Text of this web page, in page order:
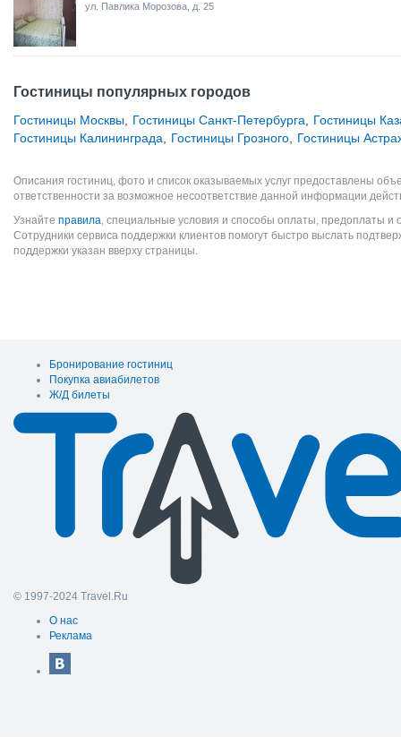
ул. Павлика Морозова, д. 25
Гостиницы популярных городов
Гостиницы Москвы Гостиницы Санкт-Петербурга
Гостиницы
Гостиницы Калининграда
Гостиницы Грозного Гостиницы
Описания гостиниц, фото и список оказываемых услуг предоставлены
ответственности за возможное несоответствие данной информации
Узнайте правила, специальные условия и способы оплаты, предоплаты и
Сотрудники сервиса поддержки клиентов помогут быстро выслать
поддержки указан вверху страницы.
Бронирование гостиниц
Покупка авиабилетов
Ж/Д билеты
© 1997-2024 Travel.Ru
О нас
Реклама